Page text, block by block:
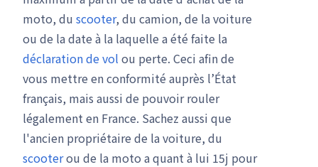
moto, du scooter, du camion, de la voiture
ou de la date à la laquelle a été faite la
déclaration de vol ou perte. Ceci afin de
vous mettre en conformité auprès l’État
français, mais aussi de pouvoir rouler
légalement en France. Sachez aussi que
l'ancien propriétaire de la voiture, du
scooterou de la moto a quant à lui 15j pour